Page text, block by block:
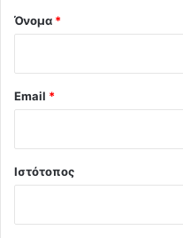
Όνομα *
Email *
Ιστότοπος